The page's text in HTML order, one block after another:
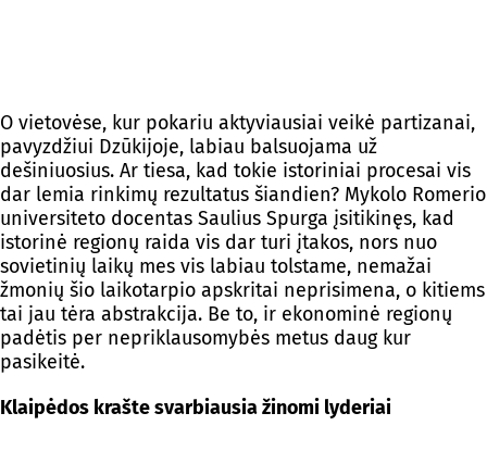
O vietovėse, kur pokariu aktyviausiai veikė partizanai,
pavyzdžiui Dzūkijoje, labiau balsuojama už
dešiniuosius. Ar tiesa, kad tokie istoriniai procesai vis
dar lemia rinkimų rezultatus šiandien? Mykolo Romerio
universiteto docentas Saulius Spurga įsitikinęs, kad
istorinė regionų raida vis dar turi įtakos, nors nuo
sovietinių laikų mes vis labiau tolstame, nemažai
žmonių šio laikotarpio apskritai neprisimena, o kitiems
tai jau tėra abstrakcija. Be to, ir ekonominė regionų
padėtis per nepriklausomybės metus daug kur
pasikeitė.
Klaipėdos krašte svarbiausia žinomi lyderiai